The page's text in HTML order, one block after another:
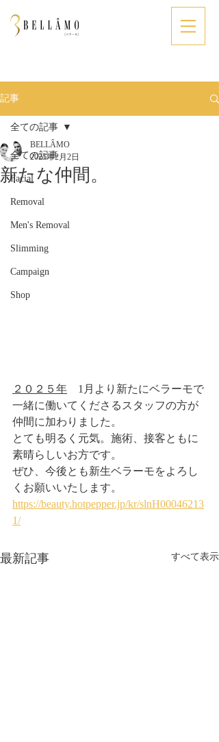
記事
全ての記事
Facial
Removal
Men's Removal
Slimming
Campaign
Shop
全ての記事
新たな仲間。
BELLÂMO
2025年2月2日
２０２５年 1月より新たにベラーモで
一緒に働いてくださるスタッフの方が
仲間に加わりました。
とても明るく元気。施術、接客ともに
素晴らしいお方です。
ぜひ、今後とも新生ベラーモをよろし
くお願いいたします。
https://beauty.hotpepper.jp/kr/slnH00046213
1/
最新記事 すべて表示